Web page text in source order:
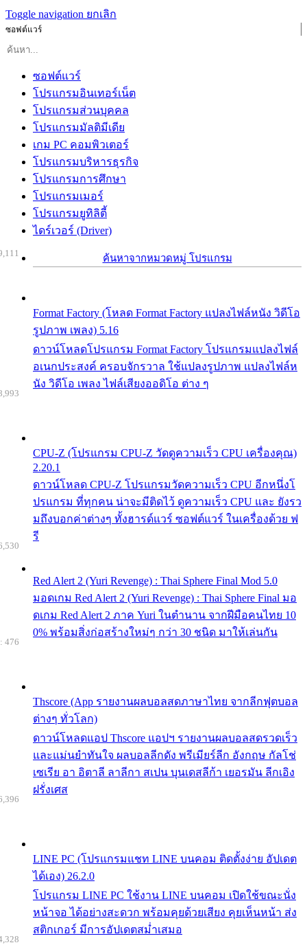
Toggle navigation ยกเลิก
ซอฟต์แวร์
ซอฟต์แวร์
โปรแกรมอินเทอร์เน็ต
โปรแกรมส่วนบุคคล
โปรแกรมมัลติมีเดีย
เกม PC คอมพิวเตอร์
โปรแกรมบริหารธุรกิจ
โปรแกรมการศึกษา
โปรแกรมเมอร์
โปรแกรมยูทิลิตี้
ไดร์เวอร์ (Driver)
ค้นหาจากหมวดหมู่ โปรแกรม
Format Factory (โหลด Format Factory แปลงไฟล์หนัง วิดีโอ
รูปภาพ เพลง) 5.16
ดาวน์โหลดโปรแกรม Format Factory โปรแกรมแปลงไฟล์
อเนกประสงค์ ครอบจักรวาล ใช้แปลงรูปภาพ แปลงไฟล์ห
นัง วิดีโอ เพลง ไฟล์เสียงออดิโอ ต่าง ๆ
CPU-Z (โปรแกรม CPU-Z วัดดูความเร็ว CPU เครื่องคุณ)
2.20.1
ดาวน์โหลด CPU-Z โปรแกรมวัดความเร็ว CPU อีกหนึ่งโ
ปรแกรม ที่ทุกคน น่าจะมีติดไว้ ดูความเร็ว CPU และ ยังรว
มถึงบอกค่าต่างๆ ทั้งฮารด์แวร์ ซอฟต์แวร์ ในเครื่องด้วย ฟ
รี
Red Alert 2 (Yuri Revenge) : Thai Sphere Final Mod 5.0
มอดเกม Red Alert 2 (Yuri Revenge) : Thai Sphere Final มอ
ดเกม Red Alert 2 ภาค Yuri ในตำนาน จากฝีมือคนไทย 10
0% พร้อมสิ่งก่อสร้างใหม่ๆ กว่า 30 ชนิด มาให้เล่นกัน
Thscore (App รายงานผลบอลสดภาษาไทย จากลีกฟุตบอล
ต่างๆ ทั่วโลก)
ดาวน์โหลดแอป Thscore แอปฯ รายงานผลบอลสดรวดเร็ว
และแม่นยำทันใจ ผลบอลลีกดัง พรีเมียร์ลีก อังกฤษ กัลโช่
เซเรีย อา อิตาลี ลาลีกา สเปน บุนเดสลีก้า เยอรมัน ลีกเอิง
ฝรั่งเศส
476
LINE PC (โปรแกรมแชท LINE บนคอม ติดตั้งง่าย อัปเดต
ได้เอง) 26.2.0
โปรแกรม LINE PC ใช้งาน LINE บนคอม เปิดใช้ขณะนั่ง
หน้าจอ ได้อย่างสะดวก พร้อมคุยด้วยเสียง คุยเห็นหน้า ส่ง
สติกเกอร์ มีการอัปเดตสม่ำเสมอ